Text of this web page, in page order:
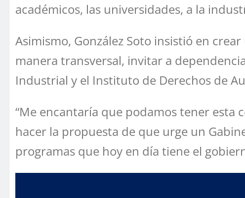
académicos, las universidades, a la
Asimismo, González Soto insistió en
manera transversal, invitar a
Industrial y el Instituto de Derechos de
“Me encantaría que podamos tener esta
hacer la propuesta de que urge un
programas que hoy en día tiene el